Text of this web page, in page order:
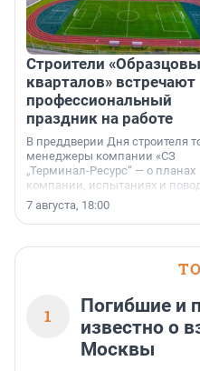
Строители
кварталов» встречают
профессиональный
праздник на работе
В преддверии Дня строителя
менеджеры компании «СЗ
„Терминал-Ресурс“ — о планах
компании, испытаниях и
осторожного оптимизма.
7 августа, 18:00
1
Погибшие и
известно о
Москвы